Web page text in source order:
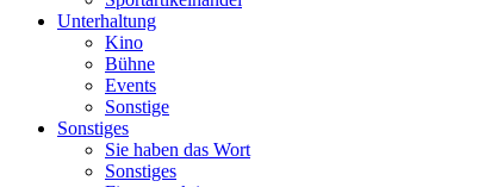
Unterhaltung
Kino
Bühne
Events
Sonstige
Sonstiges
Sie haben das Wort
Sonstiges